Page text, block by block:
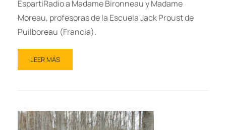
EspartiRadio a Madame Bironneau y Madame
Moreau, profesoras de la Escuela Jack Proust de
Puilboreau (Francia).
LEER MÁS